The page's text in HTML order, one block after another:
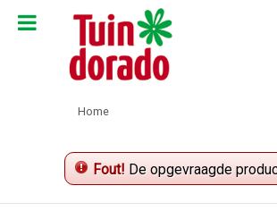
naar
Home
Fout! De opgevraagde